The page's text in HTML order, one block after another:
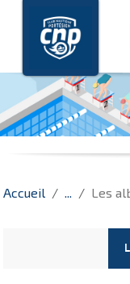
Accueil Les